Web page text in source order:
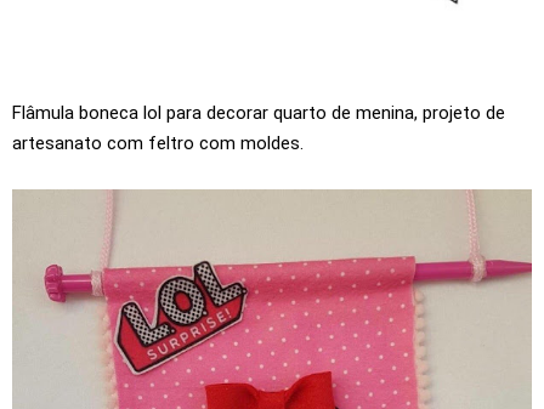
Flâmula boneca lol para decorar quarto de menina, projeto de
artesanato com feltro com moldes.